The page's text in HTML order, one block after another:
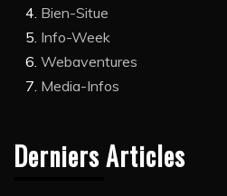
Bien-Situe
Info-Week
Webaventures
Media-Infos
Derniers Articles